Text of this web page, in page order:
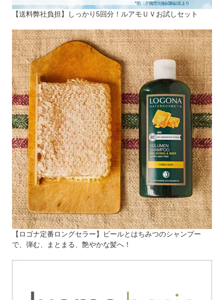
【送料弊社負担】しっかり5回分！ルアモＵＶお試しセット
【ロゴナ定番ロングセラー】ビールとはちみつのシャンプー
で、弾む、まとまる、艶やかな髪へ！